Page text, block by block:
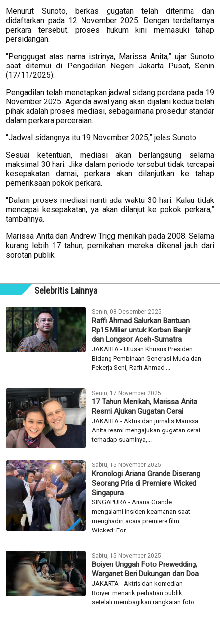
Menurut Sunoto, berkas gugatan telah diterima dan
didaftarkan pada 12 November 2025. Dengan terdaftarnya
perkara tersebut, proses hukum kini memasuki tahap
persidangan.
“Penggugat atas nama istrinya, Marissa Anita,” ujar Sunoto
saat ditemui di Pengadilan Negeri Jakarta Pusat, Senin
(17/11/2025).
Pengadilan telah menetapkan jadwal sidang perdana pada 19
November 2025. Agenda awal yang akan dijalani kedua belah
pihak adalah proses mediasi, sebagaimana prosedur standar
dalam perkara perceraian.
“Jadwal sidangnya itu 19 November 2025,” jelas Sunoto.
Sesuai ketentuan, mediasi akan berlangsung selama
maksimal 30 hari. Jika dalam periode tersebut tidak tercapai
kesepakatan damai, perkara akan dilanjutkan ke tahap
pemeriksaan pokok perkara.
“Dalam proses mediasi nanti ada waktu 30 hari. Kalau tidak
mencapai kesepakatan, ya akan dilanjut ke pokok perkara,”
tambahnya.
Marissa Anita dan Andrew Trigg menikah pada 2008. Selama
kurang lebih 17 tahun, pernikahan mereka dikenal jauh dari
sorotan publik.
Selebritis Lainnya
Senin, 08 Desember 2025
Raffi Ahmad Salurkan Bantuan
Rp15 Miliar untuk Korban Banjir
dan Longsor Aceh-Sumatra
JAKARTA - Utusan Khusus Presiden
Bidang Pembinaan Generasi Muda dan
Pekerja Seni, Raffi Ahmad,...
Senin, 17 November 2025
17 Tahun Menikah, Marissa Anita
Resmi Ajukan Gugatan Cerai
JAKARTA - Aktris dan jurnalis Marissa
Anita resmi mengajukan gugatan cerai
terhadap suaminya,...
Sabtu, 15 November 2025
Kronologi Ariana Grande Diserang
Seorang Pria di Premiere Wicked
Singapura
SINGAPURA - Ariana Grande
mengalami insiden keamanan saat
menghadiri acara premiere film
Wicked: For...
Sabtu, 15 November 2025
Boiyen Unggah Foto Prewedding,
Warganet Beri Dukungan dan Doa
JAKARTA - Aktris dan komedian
Boiyen menarik perhatian publik
setelah membagikan rangkaian foto...